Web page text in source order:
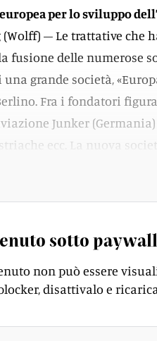
per lo sviluppo
(Wolff) – Le trattative
fusione delle numerose
grande società,
Fra i fondatori
Junker
ecc. La nuova
sotto paywall
non può essere
disattivalo e